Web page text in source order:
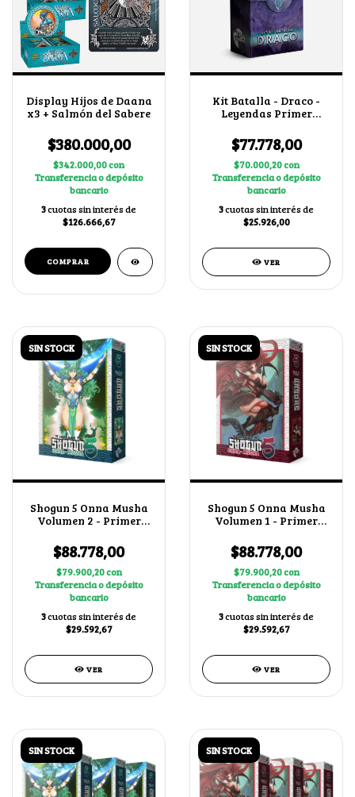
Display Hijos de Daana
x3 + Salmón del Sabere
$380.000,00
$342.000,00con
Transferencia o depósito
bancario
3cuotas sin interés de
$126.666,67
Kit Batalla - Draco -
Leyendas Primer
$77.778,00
$70.000,20con
Transferencia o depósito
bancario
3cuotas sin interés de
$25.926,00
VER
SIN STOCK
Shogun 5 Onna Musha
Volumen 2 - Primer
$88.778,00
$79.900,20con
Transferencia o depósito
bancario
3cuotas sin interés de
$29.592,67
VER
SIN STOCK
Shogun 5 Onna Musha
Volumen 1 - Primer
$88.778,00
$79.900,20con
Transferencia o depósito
bancario
3cuotas sin interés de
$29.592,67
VER
SIN STOCK SIN STOCK